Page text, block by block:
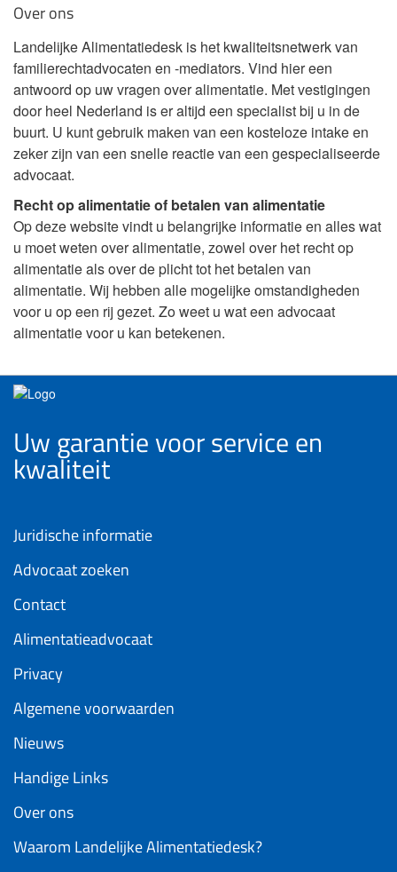
Over ons
Landelijke Alimentatiedesk is het kwaliteitsnetwerk van
familierechtadvocaten en -mediators. Vind hier een
antwoord op uw vragen over alimentatie. Met vestigingen
door heel Nederland is er altijd een specialist bij u in de
buurt. U kunt gebruik maken van een kosteloze intake en
zeker zijn van een snelle reactie van een gespecialiseerde
advocaat.
Recht op alimentatie of betalen van alimentatie
Op deze website vindt u belangrijke informatie en alles wat
u moet weten over alimentatie, zowel over het recht op
alimentatie als over de plicht tot het betalen van
alimentatie. Wij hebben alle mogelijke omstandigheden
voor u op een rij gezet. Zo weet u wat een advocaat
alimentatie voor u kan betekenen.
Uw garantie voor service en
kwaliteit
Juridische informatie
Advocaat zoeken
Contact
Alimentatieadvocaat
Privacy
Algemene voorwaarden
Nieuws
Handige Links
Over ons
Waarom Landelijke Alimentatiedesk?